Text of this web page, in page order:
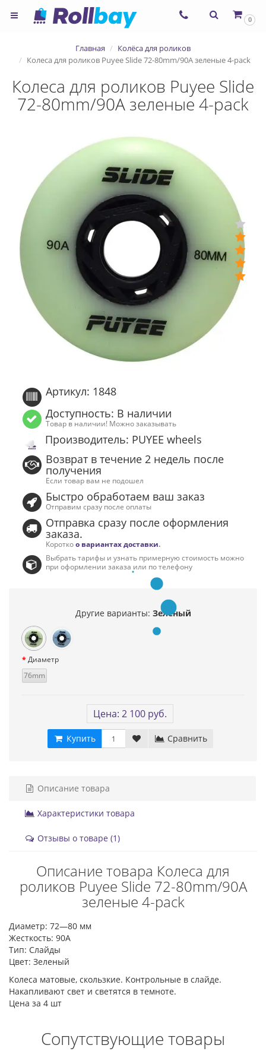
0
Главная
Колёса для роликов
Колеса для роликов Puyee Slide 72-80mm/90A зеленые 4-pack
Колеса для роликов Puyee Slide
72-80mm/90A зеленые 4-pack
Артикул: 1848
Доступность: В наличии
Товар в наличии! Можно заказывать
Производитель: PUYEE wheels
Возврат в течение 2 недель после
получения
Если товар вам не подошел
Быстро обработаем ваш заказ
Отправим сразу после оплаты
Отправка сразу после оформления
заказа.
Короткоо вариантах доставки.
Выбрать тарифы и узнать примерную стоимость можно
при оформлении заказа или по телефону
Другие варианты: Зеленый
Диаметр
76mm
Цена: 2 100 руб.
Купить Сравнить
Описание товара
Характеристики товара
Отзывы о товаре (1)
Описание товара Колеса для
роликов Puyee Slide 72-80mm/90A
зеленые 4-pack
Диаметр: 72—80 мм
Жесткость: 90А
Тип: Слайды
Цвет: Зеленый
Колеса матовые, скользкие. Контрольные в слайде.
Накапливают свет и светятся в темноте.
Цена за 4 шт
Сопутствующие товары
×
сервиса ЯНДЕКС.МЕТРИКА и
файлов cookie